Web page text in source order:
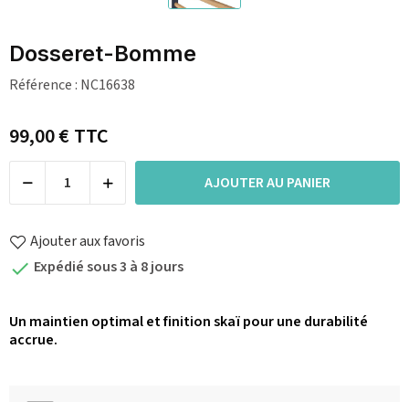
Dosseret-Bomme
Référence : NC16638
99,00 €TTC
AJOUTER AU PANIER
Ajouter aux favoris
 Expédié sous 3 à 8 jours
Un maintien optimal et finition skaï pour une durabilité
accrue.